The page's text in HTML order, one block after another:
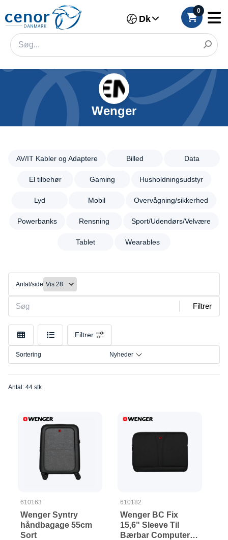
Dk
0
Wenger
AV/IT Kabler og Adaptere Billed Data
El tilbehør Gaming Husholdningsudstyr
Lyd Mobil Overvågning/sikkerhed
Powerbanks Rensning Sport/Udendørs/Velvære
Tablet Wearables
Kategorier
Adaptere
Billed
Husholdningsudstyr
Mobil
Overvågning/sikkerhed
Rensning
Tablet
Wearables
Filter
Antal/side
Filtrer
Filtrer
Sortering Nyheder
Antal: 44 stk
610163
Wenger Syntry
håndbagage 55cm
Sort
610182
Wenger BC Fix
15,6" Sleeve Til
Bærbar Computer